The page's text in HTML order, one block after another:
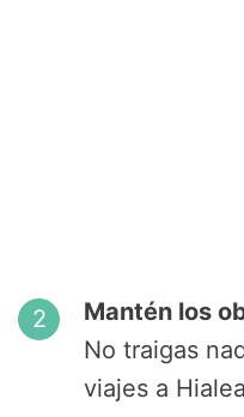
Mantén los
No traigas
viajes a